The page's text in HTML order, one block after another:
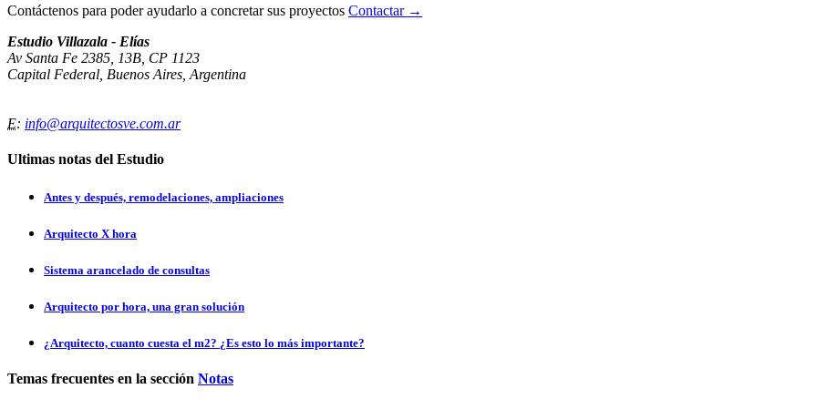
Contáctenos para poder ayudarlo a concretar sus proyectos Contactar →
Estudio Villazala - Elías
Av Santa Fe 2385, 13B, CP 1123
Capital Federal, Buenos Aires, Argentina
E: info@arquitectosve.com.ar
Ultimas notas del Estudio
Antes y después, remodelaciones, ampliaciones
Arquitecto X hora
Sistema arancelado de consultas
Arquitecto por hora, una gran solución
¿Arquitecto, cuanto cuesta el m2? ¿Es esto lo más importante?
Temas frecuentes en la sección Notas